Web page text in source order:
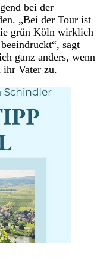
bei der
„Bei der Tour ist
grün Köln wirklich
sagt
ganz anders, wenn
ihr Vater zu.